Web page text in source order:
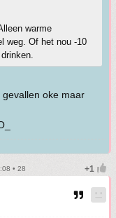
warme
weg. Of het nou -10
oke maar
• 28